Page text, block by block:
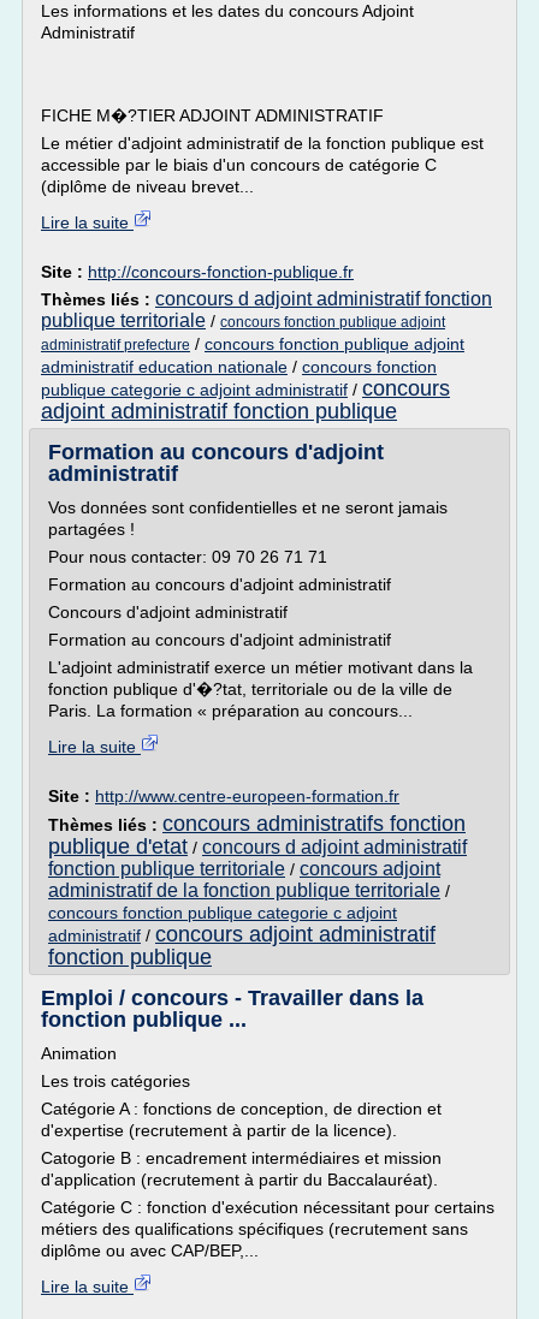
Les informations et les dates du concours Adjoint
Administratif
FICHE M�?TIER ADJOINT ADMINISTRATIF
Le métier d'adjoint administratif de la fonction publique est
accessible par le biais d'un concours de catégorie C
(diplôme de niveau brevet...
Lire la suite
Site : http://concours-fonction-publique.fr
Thèmes liés : concours d adjoint administratif fonction
publique territoriale / concours fonction publique adjoint
administratif prefecture / concours fonction publique adjoint
administratif education nationale / concours fonction
publique categorie c adjoint administratif / concours
adjoint administratif fonction publique
Formation au concours d'adjoint
administratif
Vos données sont confidentielles et ne seront jamais
partagées !
Pour nous contacter: 09 70 26 71 71
Formation au concours d'adjoint administratif
Concours d'adjoint administratif
Formation au concours d'adjoint administratif
L'adjoint administratif exerce un métier motivant dans la
fonction publique d'�?tat, territoriale ou de la ville de
Paris. La formation « préparation au concours...
Lire la suite
Site : http://www.centre-europeen-formation.fr
Thèmes liés : concours administratifs fonction
publique d'etat / concours d adjoint administratif
fonction publique territoriale / concours adjoint
administratif de la fonction publique territoriale /
concours fonction publique categorie c adjoint
administratif / concours adjoint administratif
fonction publique
Emploi / concours - Travailler dans la
fonction publique ...
Animation
Les trois catégories
Catégorie A : fonctions de conception, de direction et
d'expertise (recrutement à partir de la licence).
Catogorie B : encadrement intermédiaires et mission
d'application (recrutement à partir du Baccalauréat).
Catégorie C : fonction d'exécution nécessitant pour certains
métiers des qualifications spécifiques (recrutement sans
diplôme ou avec CAP/BEP,...
Lire la suite